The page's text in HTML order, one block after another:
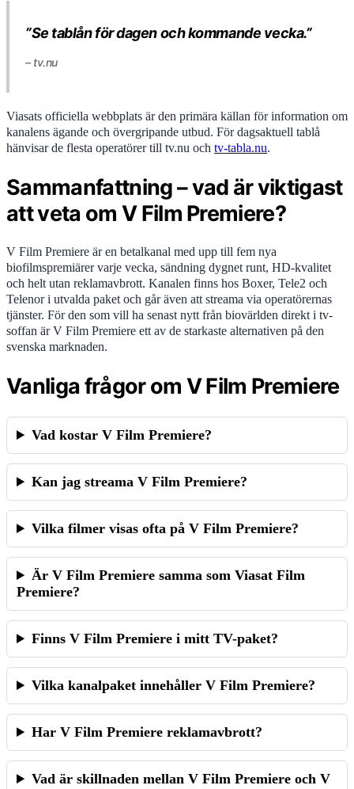
”Se tablån för dagen och kommande vecka.”
– tv.nu
Viasats officiella webbplats är den primära källan för information om
kanalens ägande och övergripande utbud. För dagsaktuell tablå
hänvisar de flesta operatörer till tv.nu och tv-tabla.nu.
Sammanfattning – vad är viktigast
att veta om V Film Premiere?
V Film Premiere är en betalkanal med upp till fem nya
biofilmspremiärer varje vecka, sändning dygnet runt, HD-kvalitet
och helt utan reklamavbrott. Kanalen finns hos Boxer, Tele2 och
Telenor i utvalda paket och går även att streama via operatörernas
tjänster. För den som vill ha senast nytt från biovärlden direkt i tv-
soffan är V Film Premiere ett av de starkaste alternativen på den
svenska marknaden.
Vanliga frågor om V Film Premiere
Vad kostar V Film Premiere?
Kan jag streama V Film Premiere?
Vilka filmer visas ofta på V Film Premiere?
Är V Film Premiere samma som Viasat Film
Premiere?
Finns V Film Premiere i mitt TV-paket?
Vilka kanalpaket innehåller V Film Premiere?
Har V Film Premiere reklamavbrott?
Vad är skillnaden mellan V Film Premiere och V